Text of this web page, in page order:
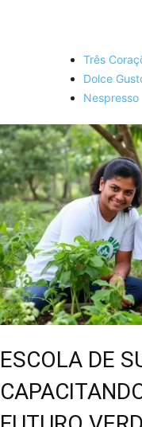
Três
Dolce
Nespresso
ESCOLA DE